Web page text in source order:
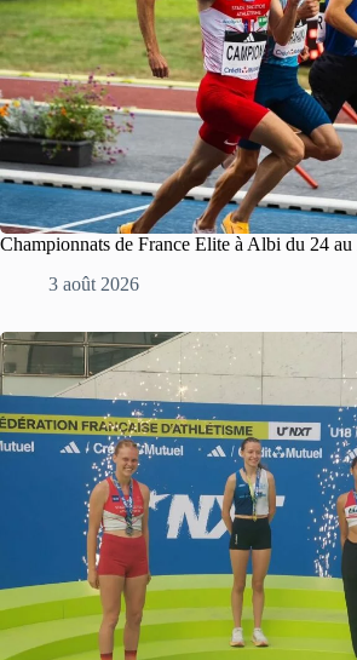
Championnats de France Elite à Albi du 24
3 août 2026